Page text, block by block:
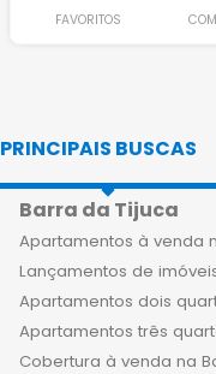
FAVORITOS
PRINCIPAIS BUSCAS
Barra da Tijuca
Apartamentos à venda
Lançamentos de
Apartamentos dois
Apartamentos três
Cobertura à venda na